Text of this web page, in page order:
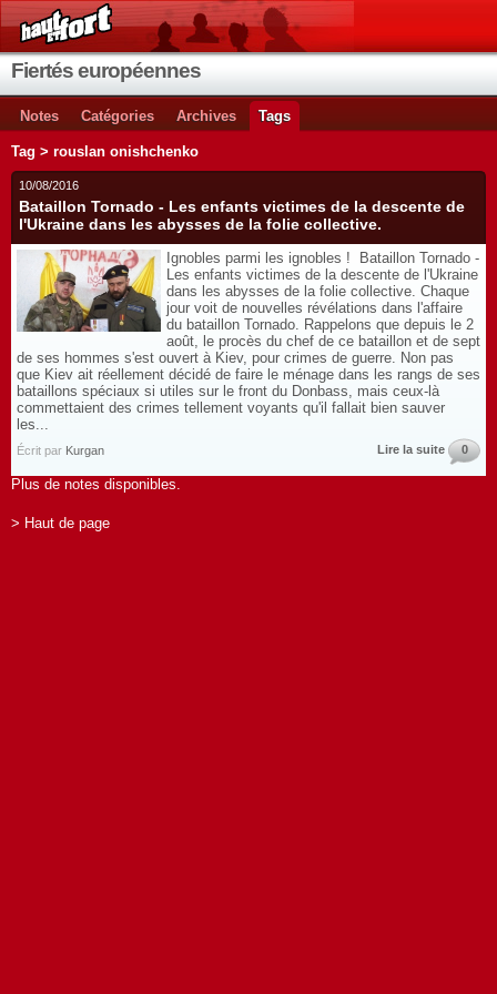
Fiertés européennes
Notes Catégories Archives Tags
Tag > rouslan onishchenko
10/08/2016
Bataillon Tornado - Les enfants victimes de la descente de
l'Ukraine dans les abysses de la folie collective.
Ignobles parmi les ignobles ! Bataillon Tornado -
Les enfants victimes de la descente de l'Ukraine
dans les abysses de la folie collective. Chaque
jour voit de nouvelles révélations dans l'affaire
du bataillon Tornado. Rappelons que depuis le 2
août, le procès du chef de ce bataillon et de sept
de ses hommes s'est ouvert à Kiev, pour crimes de guerre. Non pas
que Kiev ait réellement décidé de faire le ménage dans les rangs de ses
bataillons spéciaux si utiles sur le front du Donbass, mais ceux-là
commettaient des crimes tellement voyants qu'il fallait bien sauver
les...
Écrit par Kurgan Lire la suite 0
Plus de notes disponibles.
> Haut de page